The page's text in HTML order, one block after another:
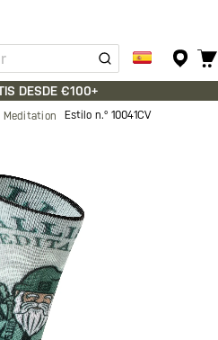
DESDE €100+
Meditation Estilo n.º 10041CV